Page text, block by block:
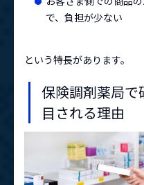
で、負担が少ない
という特長があります。
保険調剤薬局で
目される理由